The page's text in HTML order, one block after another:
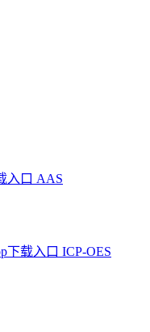
入口 AAS
下载入口 ICP-OES